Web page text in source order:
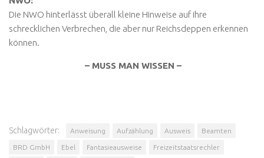
Die NWO hinterlässt überall kleine Hinweise auf ihre
schrecklichen Verbrechen, die aber nur Reichsdeppen erkennen
können.
– MUSS MAN WISSEN –
Schlagwörter: Anweisung Aufzählung Ausweis Beamten
BRD GmbH Ebel Fantasieausweise Freizeitstaatsrechler